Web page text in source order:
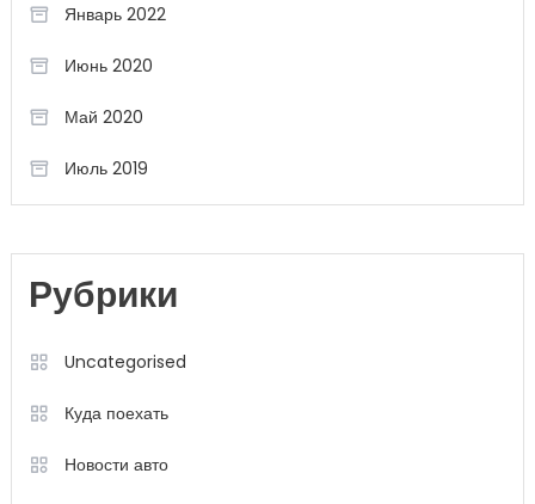
Январь 2022
Июнь 2020
Май 2020
Июль 2019
Рубрики
Uncategorised
Куда поехать
Новости авто